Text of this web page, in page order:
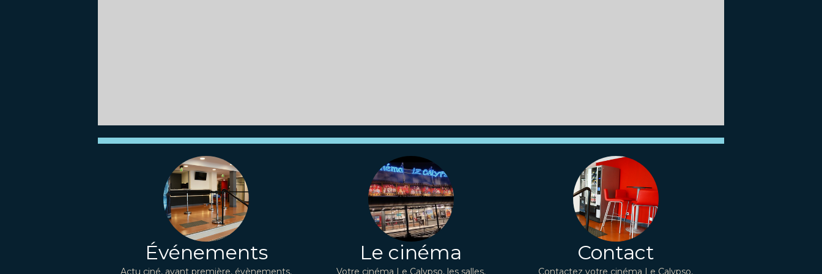
Événements
Actu ciné, avant première, évènements,
Le cinéma
Votre cinéma Le Calypso, les salles,
Contact
Contactez votre cinéma Le Calypso,